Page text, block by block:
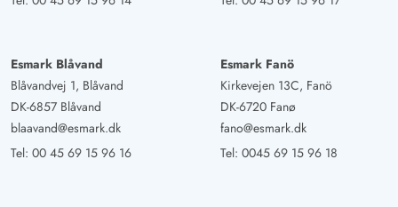
Esmark Blåvand
Blåvandvej 1, Blåvand
DK-6857 Blåvand
blaavand@esmark.dk
Tel: 00 45 69 15 96 16
Esmark Fanö
Kirkevejen 13C, Fanö
DK-6720 Fanø
fano@esmark.dk
Tel: 0045 69 15 96 18